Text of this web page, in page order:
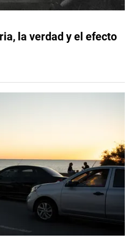
la verdad y el efecto